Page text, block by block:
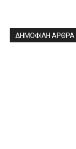
ΔΗΜΟΦΙΛΗ ΑΡΘΡΑ